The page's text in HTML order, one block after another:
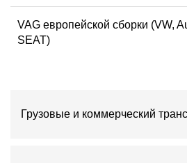
VAG европейской сборки (VW,
SEAT)
Грузовые и коммерческий